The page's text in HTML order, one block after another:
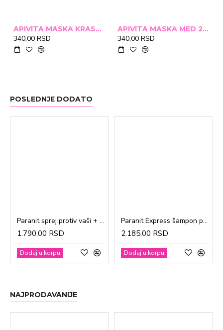
APIVITA MASKA KRASTAVAC 2X8ML
340,00 RSD
APIVITA MASKA MED 2X8ML
340,00 RSD
POSLEDNJE DODATO
Paranit sprej protiv vaši + češalj 100ml
1.790,00 RSD
Dodaj u korpu
Paranit Express šampon protiv vaši + češalj 200ml
2.185,00 RSD
Dodaj u korpu
NAJPRODAVANIJE